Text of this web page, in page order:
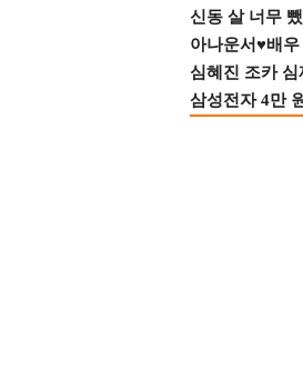
신동 살 너무
아나운서♥배
심혜진 조카
삼성전자 4만